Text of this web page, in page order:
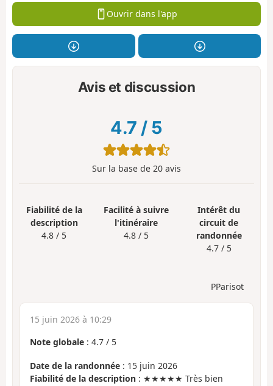
Ouvrir dans l'app
Avis et discussion
4.7 / 5
Sur la base de 20 avis
Fiabilité de la
description
4.8 / 5
Facilité à suivre
l'itinéraire
4.8 / 5
Intérêt du
circuit de
randonnée
4.7 / 5
PParisot
15 juin 2026 à 10:29
Note globale : 4.7 / 5
Date de la randonnée : 15 juin 2026
Fiabilité de la description : ★★★★★ Très bien